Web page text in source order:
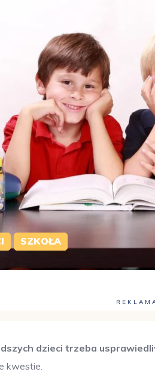
SZKOŁA
dzieci trzeba
kwestie.